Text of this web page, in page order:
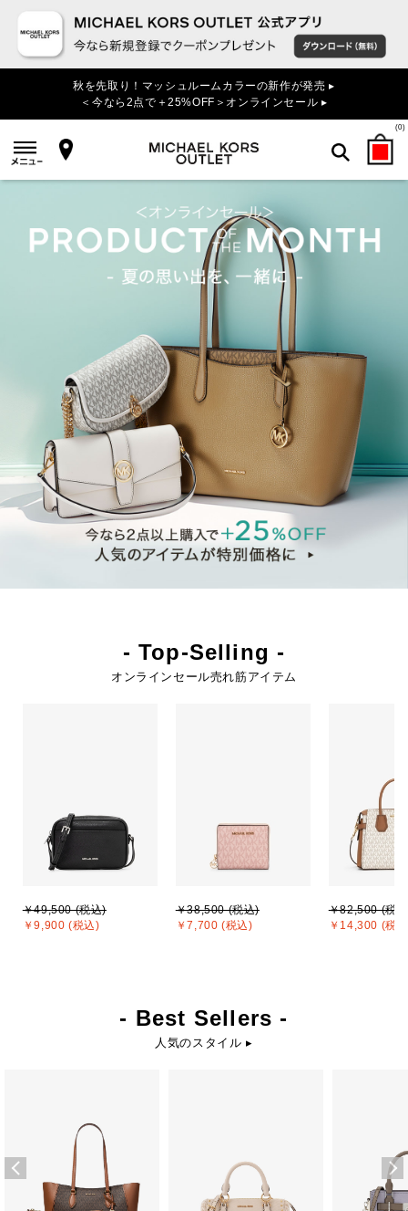
秋を先取り！マッシュルームカラーの新作が発売 ▸
＜今なら2点で＋25%OFF＞オンラインセール ▸
(0)
- Top-Selling -
オンラインセール売れ筋アイテム
￥49,500 (税込)
￥9,900 (税込)
￥38,500 (税込)
￥7,700 (税込)
￥82,500 (税
￥14,300 (税
- Best Sellers -
人気のスタイル ▸